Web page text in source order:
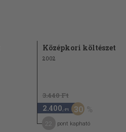
Középkori költészet
2002
3.440 Ft
2.400 ,-Ft 30
pont kapható